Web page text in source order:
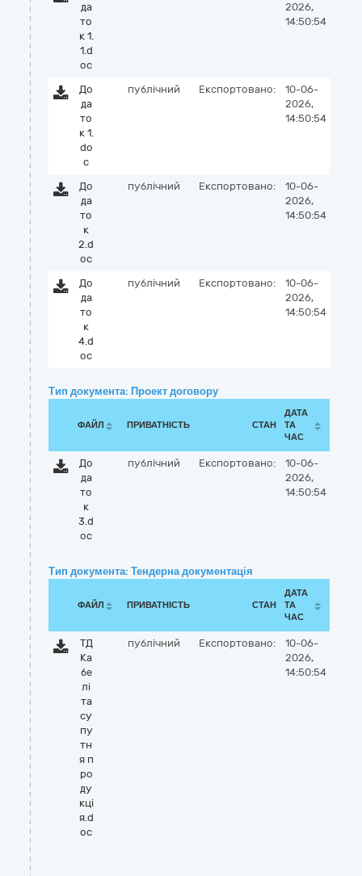
да
то
к 1.
1.d
oc
2026,
14:50:54
До
да
то
к 1.
do
c
публічний Експортовано:
10-06-
2026,
14:50:54
До
да
то
к
2.d
oc
публічний Експортовано:
10-06-
2026,
14:50:54
До
да
то
к
4.d
oc
публічний Експортовано:
10-06-
2026,
14:50:54
Тип документа: Проект договору
ФАЙЛ ПРИВАТНІСТЬ СТАН
ДАТА
ТА
ЧАС
До
да
то
к
3.d
oc
публічний Експортовано:
10-06-
2026,
14:50:54
Тип документа: Тендерна документація
ФАЙЛ ПРИВАТНІСТЬ СТАН
ДАТА
ТА
ЧАС
ТД
Ка
бе
лі
та
су
пу
тн
я п
ро
ду
кці
я.d
oc
публічний Експортовано:
10-06-
2026,
14:50:54